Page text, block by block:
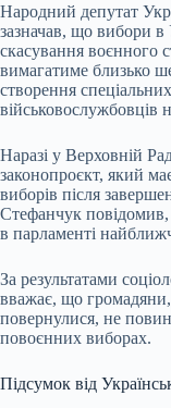
Народний депутат
зазначав, що вибори в
скасування воєнного
вимагатиме близько
створення
військовослужбовців
Наразі у Верховній
законопроєкт, який
виборів після
Стефанчук
в парламенті
За результатами
вважає, що громадяни,
повернулися, не
повоєнних виборах.
Підсумок від